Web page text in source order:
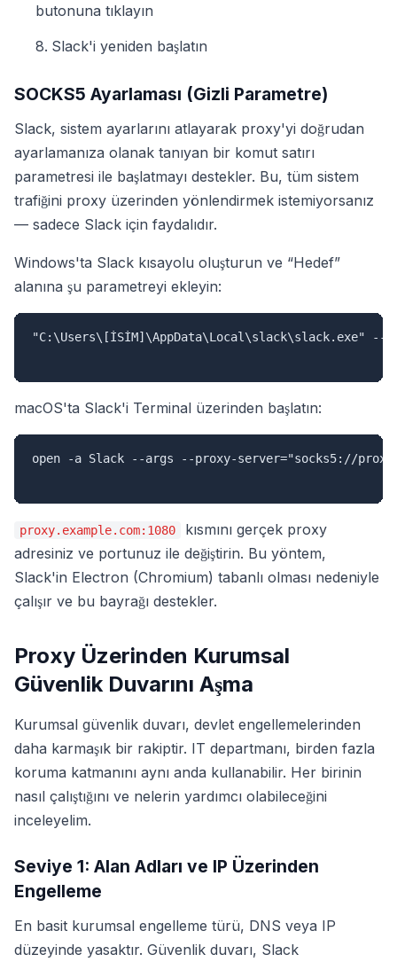
butonuna tıklayın
Slack'i yeniden başlatın
SOCKS5 Ayarlaması (Gizli Parametre)
Slack, sistem ayarlarını atlayarak proxy'yi doğrudan
ayarlamanıza olanak tanıyan bir komut satırı
parametresi ile başlatmayı destekler. Bu, tüm sistem
trafiğini proxy üzerinden yönlendirmek istemiyorsanız
— sadece Slack için faydalıdır.
Windows'ta Slack kısayolu oluşturun ve “Hedef”
alanına şu parametreyi ekleyin:
"C:\Users\[İSİM]\AppData\Local\slack\slack.exe" --
macOS'ta Slack'i Terminal üzerinden başlatın:
open -a Slack --args --proxy-server="socks5://
proxy.example.com:1080
kısmını gerçek proxy
adresiniz ve portunuz ile değiştirin. Bu yöntem,
Slack'in Electron (Chromium) tabanlı olması nedeniyle
çalışır ve bu bayrağı destekler.
Proxy Üzerinden Kurumsal
Güvenlik Duvarını Aşma
Kurumsal güvenlik duvarı, devlet engellemelerinden
daha karmaşık bir rakiptir. IT departmanı, birden fazla
koruma katmanını aynı anda kullanabilir. Her birinin
nasıl çalıştığını ve nelerin yardımcı olabileceğini
inceleyelim.
Seviye 1: Alan Adları ve IP Üzerinden
Engelleme
En basit kurumsal engelleme türü, DNS veya IP
düzeyinde yasaktır. Güvenlik duvarı, Slack